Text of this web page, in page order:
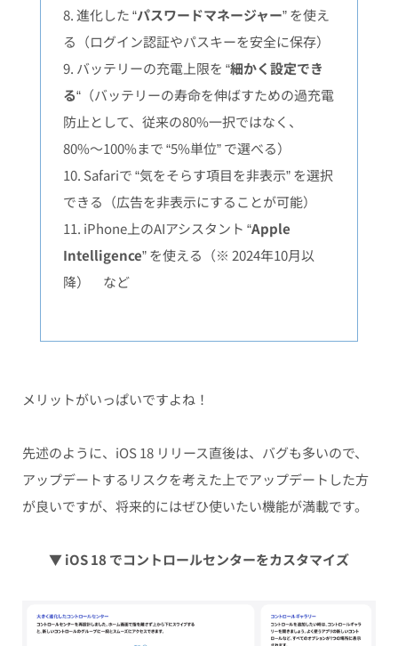
8. 進化した “パスワードマネージャー” を使え
る（ログイン認証やパスキーを安全に保存）
9. バッテリーの充電上限を “細かく設定でき
る“（バッテリーの寿命を伸ばすための過充電
防止として、従来の80%一択ではなく、
80%〜100%まで “5%単位” で選べる）
10. Safariで “気をそらす項目を非表示” を選択
できる（広告を非表示にすることが可能）
11. iPhone上のAIアシスタント “Apple
Intelligence” を使える（※ 2024年10月以
降） など
メリットがいっぱいですよね！
先述のように、iOS 18 リリース直後は、バグも多いので、
アップデートするリスクを考えた上でアップデートした方
が良いですが、将来的にはぜひ使いたい機能が満載です。
▼ iOS 18 でコントロールセンターをカスタマイズ